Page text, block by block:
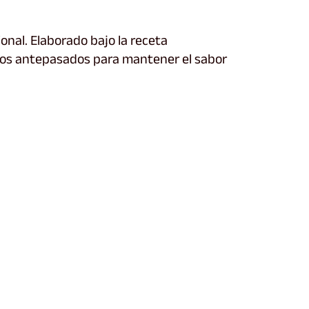
Elaborado bajo la receta
antepasados para mantener el sabor